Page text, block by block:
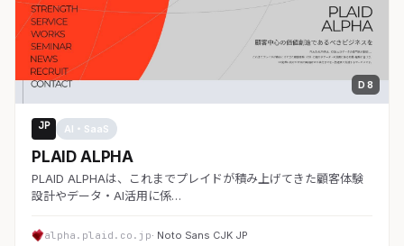
D 8
JP AI・SaaS
PLAID ALPHA
PLAID ALPHAは、これまでプレイドが積み上げてきた顧客体験
設計やデータ・AI活用に係…
alpha.plaid.co.jp· Noto Sans CJK JP